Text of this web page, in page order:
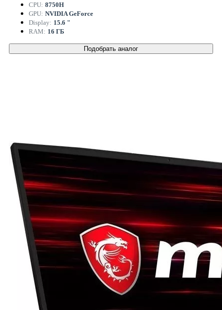
CPU: 8750H
GPU: NVIDIA GeForce
Display: 15.6 "
RAM: 16 ГБ
Подобрать аналог